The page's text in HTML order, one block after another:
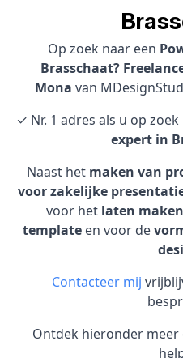
Op zoek naar een
Brasschaat?
Mona van
✓ Nr. 1 adres als u op
expert in
Naast het maken van
voor zakelijke
voor het laten
template en voor de
Contacteer mij
Ontdek hieronder meer